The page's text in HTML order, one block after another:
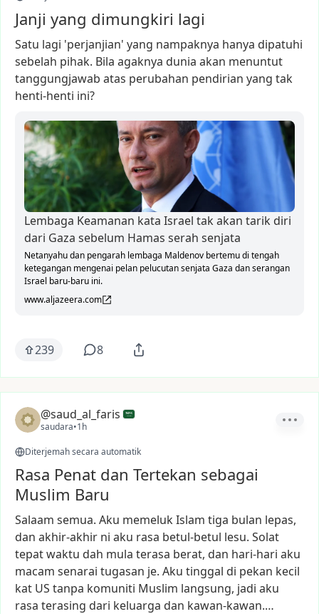
Janji yang dimungkiri lagi
Satu lagi 'perjanjian' yang nampaknya hanya dipatuhi
sebelah pihak. Bila agaknya dunia akan menuntut
tanggungjawab atas perubahan pendirian yang tak
henti-henti ini?
Lembaga Keamanan kata Israel tak akan tarik diri
dari Gaza sebelum Hamas serah senjata
Netanyahu dan pengarah lembaga Maldenov bertemu di tengah
ketegangan mengenai pelan pelucutan senjata Gaza dan serangan
Israel baru-baru ini.
www.aljazeera.com
239 8
@saud_al_faris
saudara•1h
Diterjemah secara automatik
Rasa Penat dan Tertekan sebagai
Muslim Baru
Salaam semua. Aku memelukIslam tiga bulan lepas,
dan akhir-akhir ni aku rasa betul-betul lesu. Solat
tepatwaktu dah mula terasa berat, dan hari-hari aku
macam senarai tugasan je. Aku tinggal di pekan kecil
kat US tanpa komuniti Muslim langsung, jadi aku
rasa terasing dari keluarga dan kawan-kawan.…